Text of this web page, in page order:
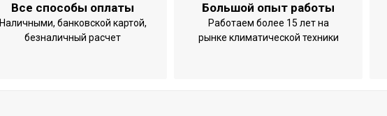
Все способы оплаты
Наличными, банковской картой,
безналичный расчет
Большой опыт работы
Работаем более 15 лет на
рынке климатической техники